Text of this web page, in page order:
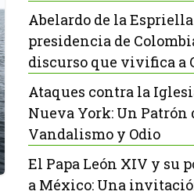
Abelardo de la
presidencia de
discurso que vivifica a
Ataques contra la
Nueva York: Un Patrón
Vandalismo y Odio
El Papa León XIV y su
a México: Una